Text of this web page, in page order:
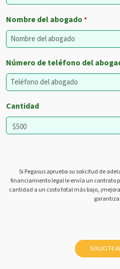
Nombre del abogado *
Número de teléfono del
Cantidad
Si Pegasus aprueba su solicitud de
financiamiento legal le envía un contrato
cantidad a un costo total más bajo,